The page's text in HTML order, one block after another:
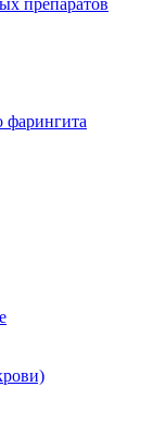
препаратов
фарингита